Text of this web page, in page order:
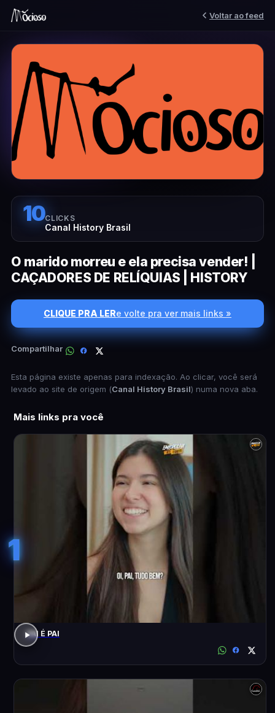
Voltar ao feed
10CLICKS
Canal History Brasil
O marido morreu e ela precisa vender! |
CAÇADORES DE RELÍQUIAS | HISTORY
CLIQUE PRA LERe volte pra ver mais links »
Compartilhar
Esta página existe apenas para indexação. Ao clicar, você será
levado ao site de origem (Canal History Brasil) numa nova aba.
Mais links pra você
1
PAI É PAI